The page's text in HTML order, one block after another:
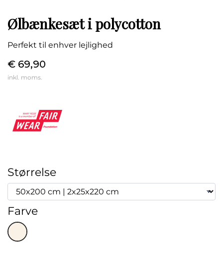
Ølbænkesæt i polycotton
Perfekt til enhver lejlighed
€ 69,90
inkl. moms.
Størrelse
Farve